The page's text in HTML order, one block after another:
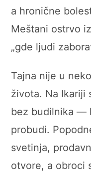
a hronične
Meštani ostrvo
„gde ljudi
Tajna nije u
života. Na Ikariji
bez budilnika —
probudi.
svetinja,
otvore, a obroci